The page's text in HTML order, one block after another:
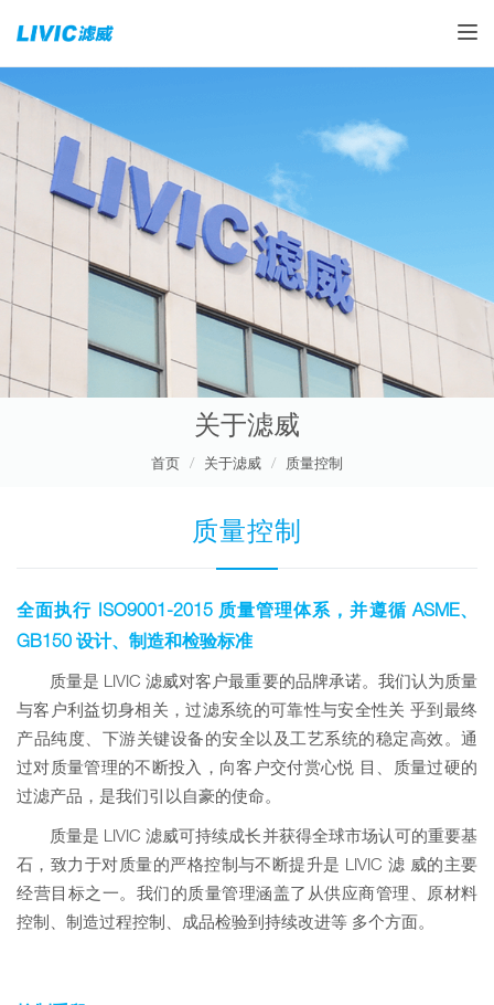
关于滤威
首页 关于滤威 质量控制
质量控制
全面执行 ISO9001-2015 质量管理体系，并遵循 ASME、
GB150 设计、制造和检验标准
质量是 LIVIC 滤威对客户最重要的品牌承诺。我们认为质量
与客户利益切身相关，过滤系统的可靠性与安全性关 乎到最终
产品纯度、下游关键设备的安全以及工艺系统的稳定高效。通
过对质量管理的不断投入，向客户交付赏心悦 目、质量过硬的
过滤产品，是我们引以自豪的使命。
质量是 LIVIC 滤威可持续成长并获得全球市场认可的重要基
石，致力于对质量的严格控制与不断提升是 LIVIC 滤 威的主要
经营目标之一。我们的质量管理涵盖了从供应商管理、原材料
控制、制造过程控制、成品检验到持续改进等 多个方面。